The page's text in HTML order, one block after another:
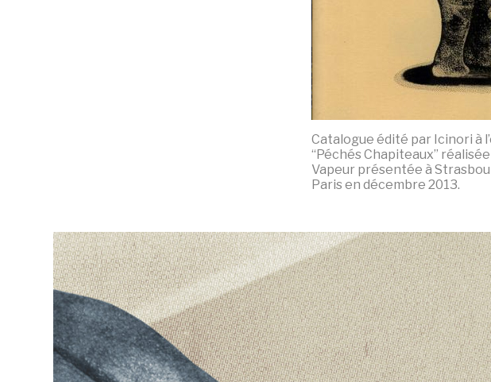
Catalogue édité par Icinori à
“Péchés Chapiteaux”
Vapeur présentée à
Paris en décembre 2013.